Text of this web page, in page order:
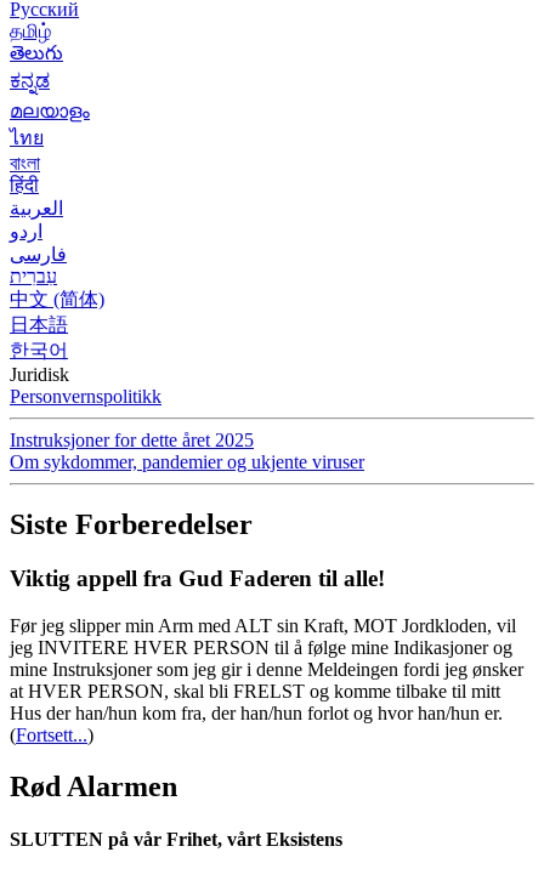
Русский
தமிழ்
తెలుగు
ಕನ್ನಡ
മലയാളം
ไทย
বাংলা
हिंदी
العربية
اردو
فارسی
עִברִית
中文 (简体)
日本語
한국어
Juridisk
Personvernspolitikk
Instruksjoner for dette året 2025
Om sykdommer, pandemier og ukjente viruser
Siste Forberedelser
Viktig appell fra Gud Faderen til alle!
Før jeg slipper min Arm med ALT sin Kraft, MOT Jordkloden, vil
jeg INVITERE HVER PERSON til å følge mine Indikasjoner og
mine Instruksjoner som jeg gir i denne Meldeingen fordi jeg ønsker
at HVER PERSON, skal bli FRELST og komme tilbake til mitt
Hus der han/hun kom fra, der han/hun forlot og hvor han/hun er.
(Fortsett...)
Rød Alarmen
SLUTTEN på vår Frihet, vårt Eksistens